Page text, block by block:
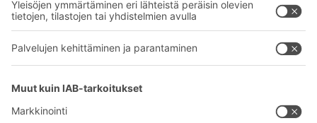
Tehtaamme
YOUR LIFE.